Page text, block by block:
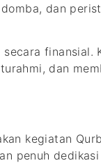
dan
finansial.
dan
kegiatan
penuh